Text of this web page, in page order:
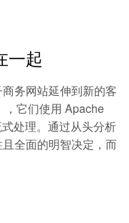
一起
务网站延伸到新的客
，它们使用 Apache
处理。通过从头分析
全面的明智决定，而